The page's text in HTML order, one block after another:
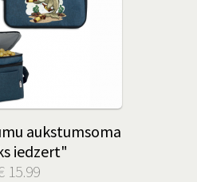
aukstumsoma
iedzert"
15.99